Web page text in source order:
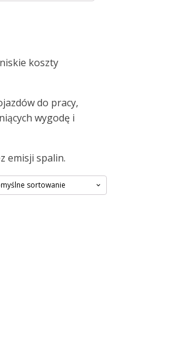
koszty
do pracy,
wygodę i
emisji spalin.